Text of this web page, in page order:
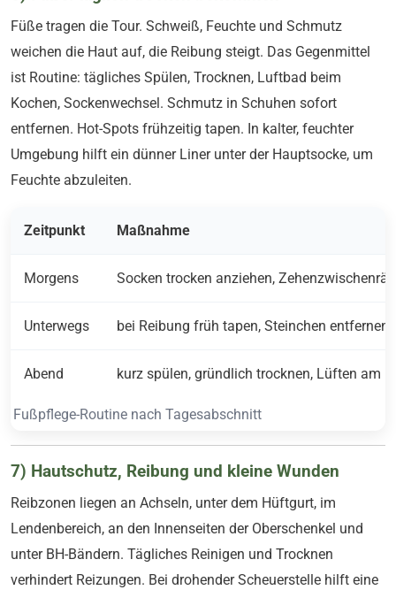
Füße tragen die Tour. Schweiß, Feuchte und Schmutz
weichen die Haut auf, die Reibung steigt. Das Gegenmittel
ist Routine: tägliches Spülen, Trocknen, Luftbad beim
Kochen, Sockenwechsel. Schmutz in Schuhen sofort
entfernen. Hot-Spots frühzeitig tapen. In kalter, feuchter
Umgebung hilft ein dünner Liner unter der Hauptsocke, um
Feuchte abzuleiten.
Fußpflege-Routine nach Tagesabschnitt
Zeitpunkt Maßnahme
Morgens Socken trocken anziehen,
Unterwegs bei Reibung früh tapen, Steinchen entfernen
Abend kurz spülen, gründlich trocknen, Lüften am
7) Hautschutz, Reibung und kleine Wunden
Reibzonen liegen an Achseln, unter dem Hüftgurt, im
Lendenbereich, an den Innenseiten der Oberschenkel und
unter BH-Bändern. Tägliches Reinigen und Trocknen
verhindert Reizungen. Bei drohender Scheuerstelle hilft eine